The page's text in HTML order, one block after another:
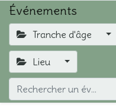
Événements
Tranche d'âge
Lieu